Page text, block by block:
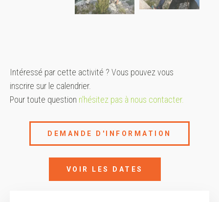
Intéressé par cette activité ? Vous pouvez vous
inscrire sur le calendrier.
Pour toute question n'hésitez pas à nous contacter.
DEMANDE D'INFORMATION
VOIR LES DATES